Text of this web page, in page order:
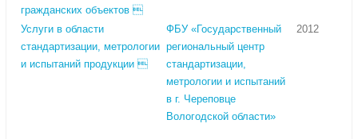
гражданских объектов 
Услуги в области
стандартизации, метрологии
и испытаний продукции 
ФБУ «Государственный
региональный центр
стандартизации,
метрологии и испытаний
в г. Череповце
Вологодской области»
2012